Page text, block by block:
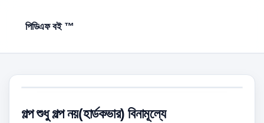
পিডিএফ বই ™
গল্প শুধু গল্প নয়(হার্ডকভার) বিনামূল্যে